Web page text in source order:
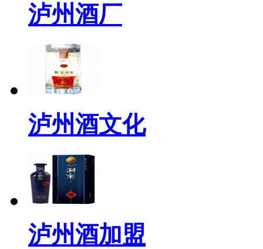
泸州酒厂
泸州酒文化
泸州酒加盟